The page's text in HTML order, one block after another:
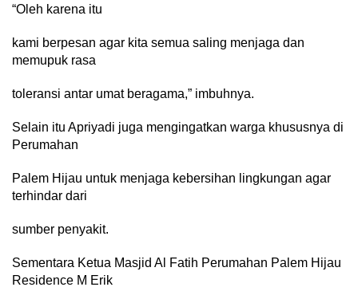
“Oleh karena itu
kami berpesan agar kita semua saling menjaga dan
memupuk rasa
toleransi antar umat beragama,” imbuhnya.
Selain itu Apriyadi juga mengingatkan warga khususnya di
Perumahan
Palem Hijau untuk menjaga kebersihan lingkungan agar
terhindar dari
sumber penyakit.
Sementara Ketua Masjid Al Fatih Perumahan Palem Hijau
Residence M Erik